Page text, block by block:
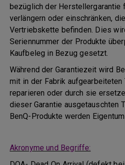
bezüglich der Herstellergarantie
verlängern oder einschränken,
Vertriebskette befinden. Dies
Seriennummer der Produkte
Kaufbeleg in Bezug gesetzt.
Während der Garantiezeit wird
mit in der Fabrik aufgearbeiteten
reparieren oder durch sie
dieser Garantie ausgetauschten
BenQ-Produkte werden
Akronyme und Begriffe: